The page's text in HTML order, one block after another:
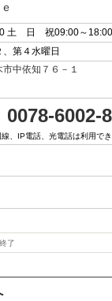
土 日 祝09:00～18:00
第４水曜日
中依知７６－１
0078-6002-
、IP電話、光電話は利用で
了